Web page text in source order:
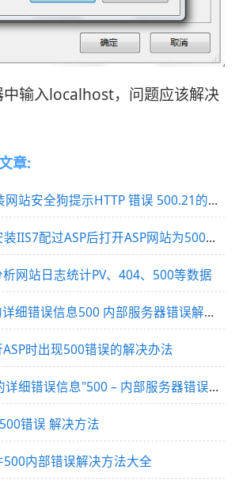
中输入localhost，问题应该解决
章:
win2008 R2安装网站安全狗提示HTTP 错误 500.21的解决方法
WIN2008系统安装IIS7配过ASP后打开ASP网站为500错误的解决办法
网站日志统计PV、404、500等数据
iis8.5显示ASP的详细错误信息500 内部服务器错误解决方法
时出现500错误的解决办法
IIS7.5显示ASP的详细错误信息"500 – 内部服务器错误解决"
错误 解决方法
500内部错误解决方法大全